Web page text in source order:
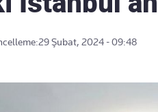
29 Şubat, 2024 - 09:48